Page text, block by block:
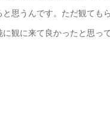
と思うんです。ただ観ても
に観に来て良かったと思っ